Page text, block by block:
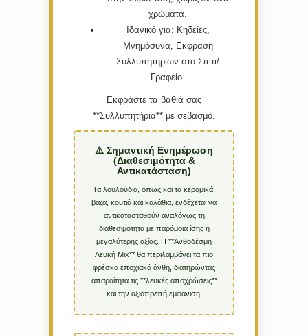
χρώματα.
Ιδανικό για: Κηδείες,
Μνημόσυνα, Εκφραση
Συλλυπητηρίων στο Σπίτι/
Γραφείο.
Εκφράστε τα βαθιά σας
**Συλλυπητήρια** με σεβασμό.
⚠️ Σημαντική Ενημέρωση
(Διαθεσιμότητα &
Αντικατάσταση)
Τα λουλούδια, όπως και τα κεραμικά,
βάζα, κουτιά και καλάθια, ενδέχεται να
αντικατασταθούν αναλόγως τη
διαθεσιμότητα με παρόμοια ίσης ή
μεγαλύτερης αξίας. Η **Ανθοδέσμη
Λευκή Mix** θα περιλαμβάνει τα πιο
φρέσκα εποχιακά άνθη, διατηρώντας
απαραίτητα τις **λευκές αποχρώσεις**
και την αξιοπρεπή εμφάνιση.